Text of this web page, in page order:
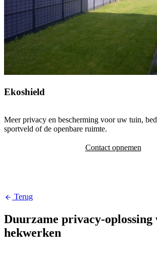
Ekoshield
Meer privacy en bescherming voor uw tuin,
sportveld of de openbare ruimte.
Contact opnemen
Terug
Duurzame privacy-oplossing
hekwerken